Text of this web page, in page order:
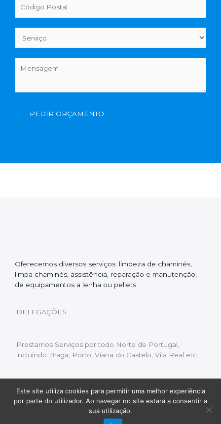
PEDIR ORÇAMENTO
Oferecemos diversos serviços: limpeza de chaminés,
limpa chaminés, assistência, reparação e manutenção,
de equipamentos a lenha ou pellets.
DELEGAÇÕES
Prestamos Serviços por todo Norte de Portugal,
incluindo Braga, Porto, Viana do Castelo, Vila Real etc…
Livro de Reclamações | Política de Privacidade
Copyright © 2022 Limpeza Chaminés | Desenvolvido
Fluxo Digital – a inovar a web
Este site utiliza cookies para permitir uma melhor experiência
por parte do utilizador. Ao navegar no site estará a consentir a
sua utilização.